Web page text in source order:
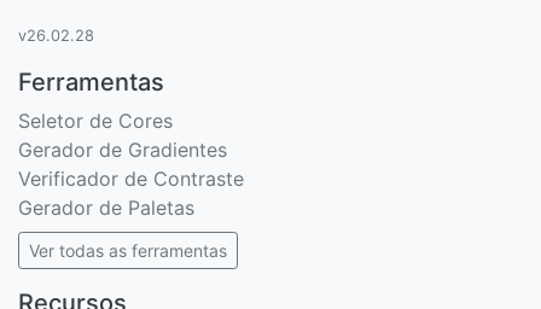
v26.02.28
Ferramentas
Seletor de Cores
Gerador de Gradientes
Verificador de Contraste
Gerador de Paletas
Ver todas as ferramentas
Recursos